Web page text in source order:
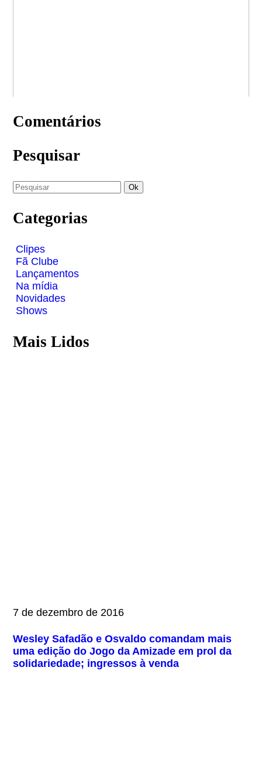
Comentários
Pesquisar
Categorias
Clipes
Fã Clube
Lançamentos
Na mídia
Novidades
Shows
Mais Lidos
7 de dezembro de 2016
Wesley Safadão e Osvaldo comandam mais
uma edição do Jogo da Amizade em prol da
solidariedade; ingressos à venda